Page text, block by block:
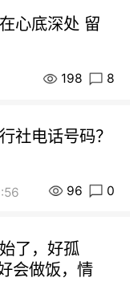
心底深处 留
198 8
社电话号码？
96 0
了，好孤
会做饭，情